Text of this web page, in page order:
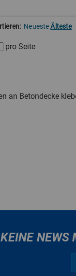
Neueste Älteste
pro Seite
an Betondecke
KEINE NEWS